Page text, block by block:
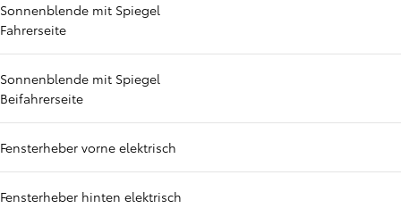
Sonnenblende mit Spiegel
Fahrerseite
Sonnenblende mit Spiegel
Beifahrerseite
Fensterheber vorne elektrisch
Fensterheber hinten elektrisch